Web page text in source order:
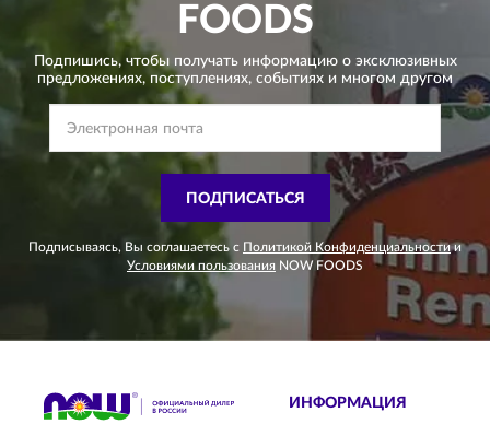
FOODS
Подпишись, чтобы получать информацию о эксклюзивных
предложениях, поступлениях, событиях и многом другом
ПОДПИСАТЬСЯ
Подписываясь, Вы соглашаетесь с Политикой Конфиденциальности и
Условиями пользования NOW FOODS
ИНФОРМАЦИЯ